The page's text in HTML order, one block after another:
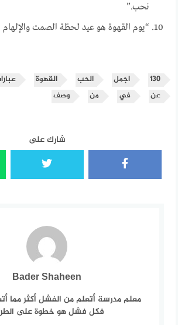
نحب.”
“يوم القهوة هو عيد لحظة الصمت والإلهام
130 اجمل الحب القهوة
عن
في من وصف
شارك على
Bader Shaheen
معلم مدرسة أتعلم من الفشل أكثر مما
فكل فشل هو خطوة على